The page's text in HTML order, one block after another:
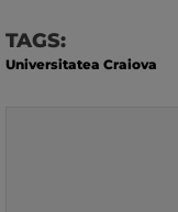
TAGS:
Universitatea Craiova